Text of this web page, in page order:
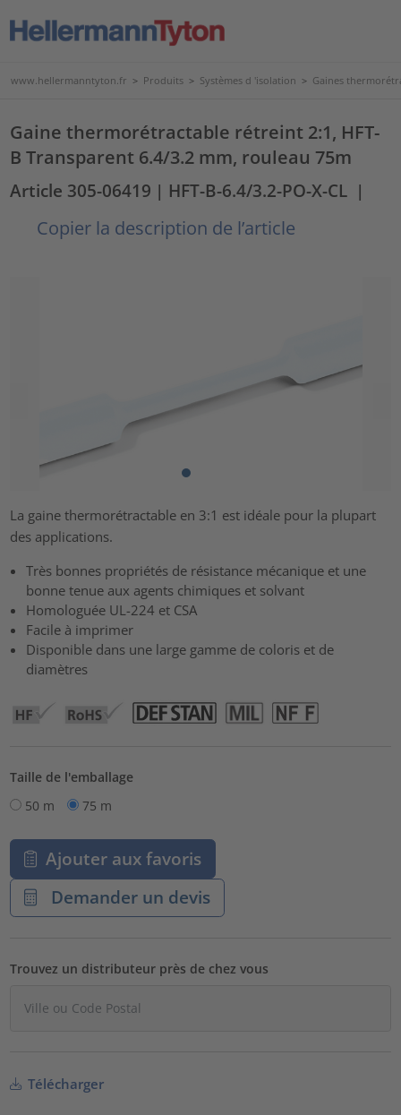
www.hellermanntyton.fr > Produits > Systèmes d 'isolation > Gaines
Gaine thermorétractable rétreint 2:1, HFT-
B Transparent 6.4/3.2 mm, rouleau 75m
Article 305-06419 | HFT-B-6.4/3.2-PO-X-CL |
Copier la description de l’article
La gaine thermorétractable en 3:1 est idéale pour la plupart
des applications.
Très bonnes propriétés de résistance mécanique et une
bonne tenue aux agents chimiques et solvant
Homologuée UL-224 et CSA
Facile à imprimer
Disponible dans une large gamme de coloris et de
diamètres
Taille de l'emballage
50 m
75 m
Ajouter aux favoris
Demander un devis
Trouvez un distributeur près de chez vous
Télécharger